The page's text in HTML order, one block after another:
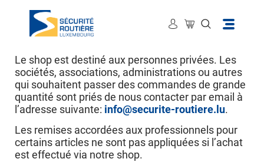
À savoir
Le shop est destiné aux personnes privées. Les
sociétés, associations, administrations ou autres
qui souhaitent passer des commandes de grande
quantité sont priés de nous contacter par email à
l’adresse suivante: info@securite-routiere.lu.
Les remises accordées aux professionnels pour
certains articles ne sont pas appliquées si l’achat
est effectué via notre shop.